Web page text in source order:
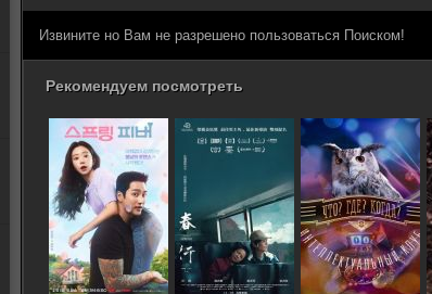
Извините но Вам не разрешено пользоваться Поиском!
Рекомендуем посмотреть